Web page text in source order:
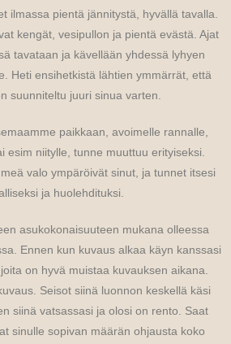
ilmassa pientä jännitystä, hyvällä tavalla.
kengät, vesipullon ja pientä evästä. Ajat
tavataan ja kävellään yhdessä lyhyen
Heti ensihetkistä lähtien ymmärrät, että
suunniteltu juuri sinua varten.
paikkaan, avoimelle rannalle,
esim niitylle, tunne muuttuu erityiseksi.
valo ympäröivät sinut, ja tunnet itsesi
ja huolehdituksi.
asukokonaisuuteen mukana olleessa
Ennen kun kuvaus alkaa käyn kanssasi
on hyvä muistaa kuvauksen aikana.
Seisot siinä luonnon keskellä käsi
siinä vatsassasi ja olosi on rento. Saat
sinulle sopivan määrän ohjausta koko